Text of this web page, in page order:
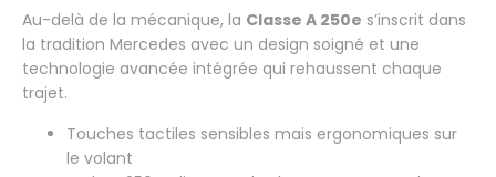
Au-delà de la mécanique, la Classe A 250e s’inscrit dans
la tradition Mercedes avec un design soigné et une
technologie avancée intégrée qui rehaussent chaque
trajet.
Touches tactiles sensibles mais ergonomiques sur
le volant